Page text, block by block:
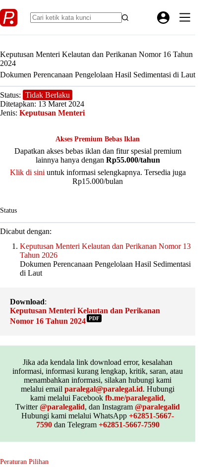
to
content
Keputusan Menteri Kelautan dan Perikanan Nomor 16 Tahun
2024
Dokumen Perencanaan Pengelolaan Hasil Sedimentasi di Laut
Status: Tidak Berlaku
Ditetapkan: 13 Maret 2024
Jenis: Keputusan Menteri
Akses Premium Bebas Iklan
Dapatkan akses bebas iklan dan fitur spesial premium
lainnya hanya dengan Rp55.000/tahun
Klik di sini untuk informasi selengkapnya. Tersedia juga
Rp15.000/bulan
Status
Dicabut dengan:
Keputusan Menteri Kelautan dan Perikanan Nomor 13
Tahun 2026
Dokumen Perencanaan Pengelolaan Hasil Sedimentasi
di Laut
Download:
Keputusan Menteri Kelautan dan Perikanan
Nomor 16 Tahun 2024 PDF
Jika ada kendala link download error, kesalahan
informasi, informasi kurang lengkap, kritik, saran, atau
menambahkan informasi, silakan hubungi kami
melalui emailparalegal@paralegal.id. Hubungi
kami melalui Facebook fb.me/paralegalid,
Twitter@paralegalid, dan Instagram@paralegalid
Hubungi kami melalui WhatsApp+62851-5667-
7590dan Telegram +62851-5667-7590
Peraturan Pilihan